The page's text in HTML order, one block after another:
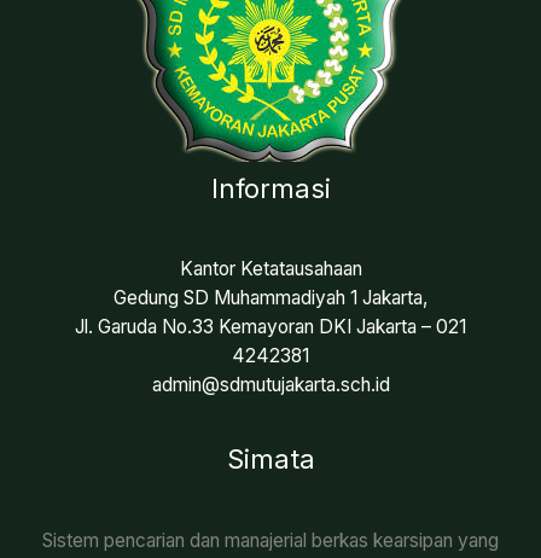
Informasi
Kantor Ketatausahaan
Gedung SD Muhammadiyah 1 Jakarta,
Jl. Garuda No.33 Kemayoran DKI Jakarta – 021
4242381
admin@sdmutujakarta.sch.id
Simata
Sistem pencarian dan manajerial berkas kearsipan yang